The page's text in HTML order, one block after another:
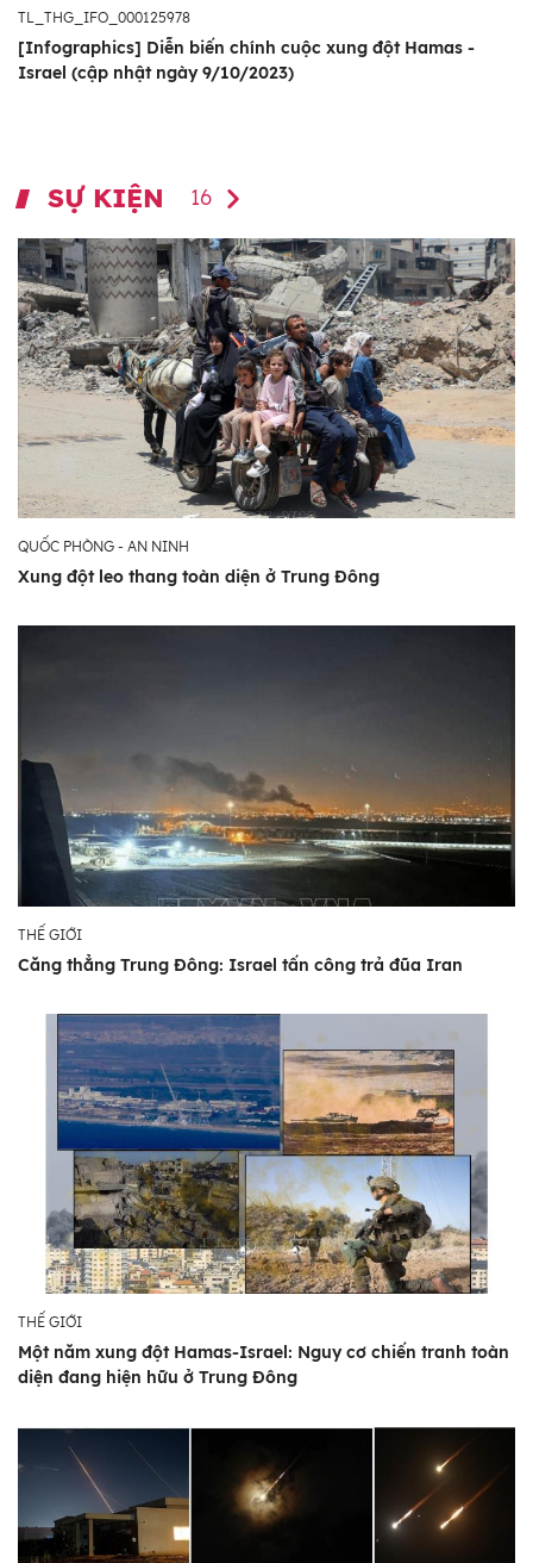
TL_THG_IFO_000125978
[Infographics] Diễn biến chính cuộc xung đột Hamas -
Israel (cập nhật ngày 9/10/2023)
SỰ KIỆN 16
QUỐC PHÒNG - AN NINH
Xung đột leo thang toàn diện ở Trung Đông
THẾ GIỚI
Căng thẳng Trung Đông: Israel tấn công trả đũa Iran
THẾ GIỚI
Một năm xung đột Hamas-Israel: Nguy cơ chiến tranh toàn
diện đang hiện hữu ở Trung Đông